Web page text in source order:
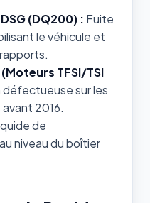
(DQ200) : Fuite
le véhicule et
TFSI/TSI
sur les
2016.
de
niveau du boîtier